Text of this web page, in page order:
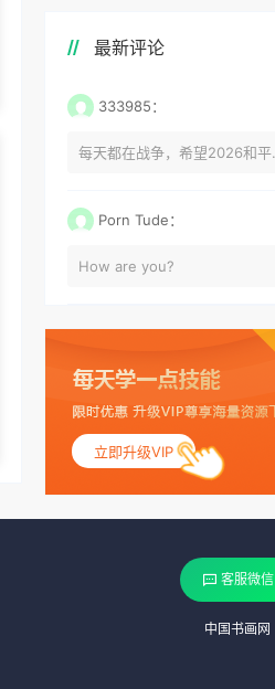
最新评论
333985：
每天都在战争，希望2026和平.
Porn Tude：
How are you?
立即升级VIP
客服微信
中国书画网